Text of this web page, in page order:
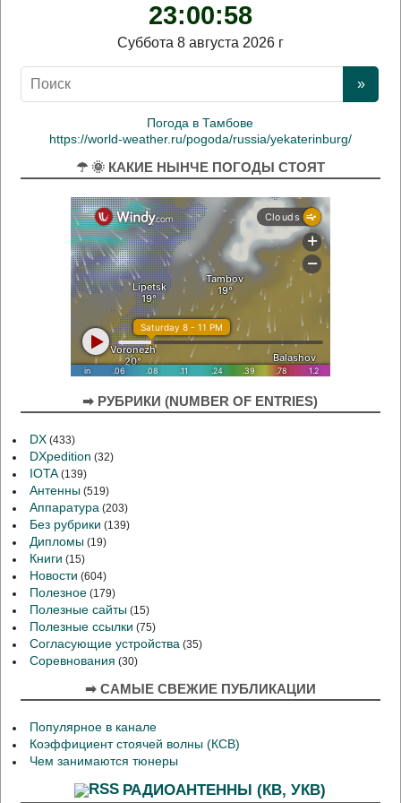
23:00:59
Суббота 8 августа 2026 г
Погода в Тамбове
https://world-weather.ru/pogoda/russia/yekaterinburg/
☂ 🌞 КАКИЕ НЫНЧЕ ПОГОДЫ СТОЯТ
➡ РУБРИКИ (NUMBER OF ENTRIES)
DX (433)
DXpedition (32)
IOTA(139)
Антенны (519)
Аппаратура (203)
Без рубрики (139)
Дипломы (19)
Книги (15)
Новости (604)
Полезное (179)
Полезные сайты (15)
Полезные ссылки (75)
Согласующие устройства (35)
Соревнования (30)
➡ САМЫЕ СВЕЖИЕ ПУБЛИКАЦИИ
Популярное в канале
Коэффициент стоячей волны (КСВ)
Чем занимаются тюнеры
РАДИОАНТЕННЫ (КВ, УКВ)